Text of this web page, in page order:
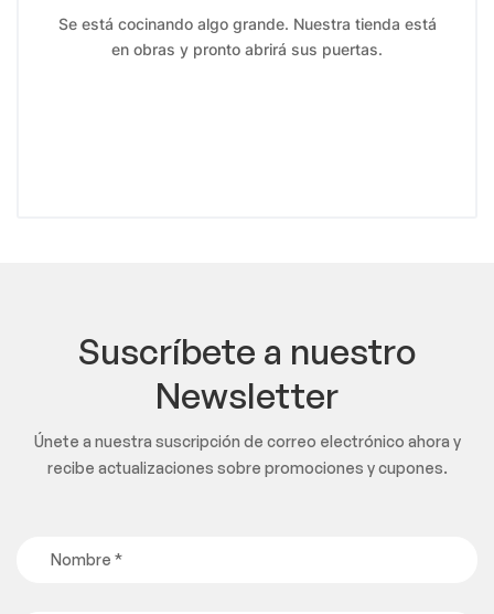
Se está cocinando algo grande. Nuestra tienda está
en obras y pronto abrirá sus puertas.
Suscríbete a nuestro
Newsletter
Únete a nuestra suscripción de correo electrónico ahora y
recibe actualizaciones sobre promociones y cupones.